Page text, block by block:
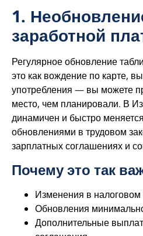
1.
заработной
Регулярное обновление
это как вождение по карте,
употребления — вы можете
место, чем планировали. В
динамичен и быстро
обновлениями в трудовом
зарплатных соглашениях и
Почему это так
Изменения в налоговом
Обновления
Дополнительные